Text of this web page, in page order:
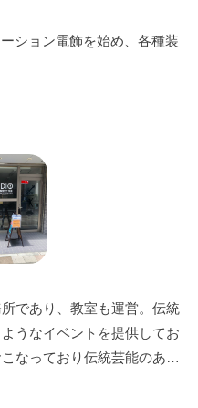
ション電飾を始め、各種装
であり、教室も運営。伝統
うなイベントを提供してお
なっており伝統芸能のあ…